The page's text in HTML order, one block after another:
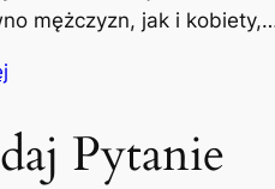
mężczyzn, jak i
Pytanie